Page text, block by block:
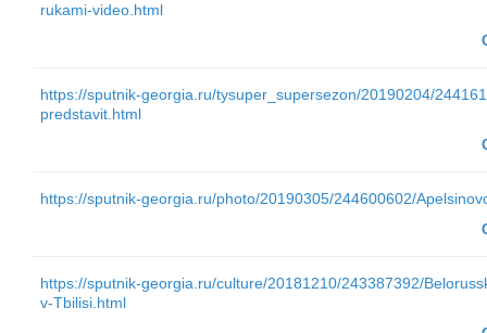
rukami-video.html
https://sputnik-georgia.ru/tysuper_supersezon/20190204/
predstavit.html
https://sputnik-georgia.ru/photo/20190305/244600602/
https://sputnik-georgia.ru/culture/20181210/243387392/
v-Tbilisi.html